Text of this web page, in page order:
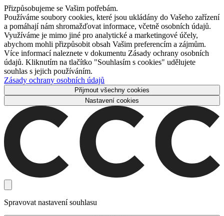
Přizpůsobujeme se Vašim potřebám.
Používáme soubory cookies, které jsou ukládány do Vašeho zařízení
a pomáhají nám shromažďovat informace, včetně osobních údajů.
Využíváme je mimo jiné pro analytické a marketingové účely,
abychom mohli přizpůsobit obsah Vašim preferencím a zájmům.
Více informací naleznete v dokumentu Zásady ochrany osobních
údajů. Kliknutím na tlačítko "Souhlasím s cookies" udělujete
souhlas s jejich používáním.
Zásady ochrany osobních údajů
Přijmout všechny cookies
Nastavení cookies
Spravovat nastavení souhlasu